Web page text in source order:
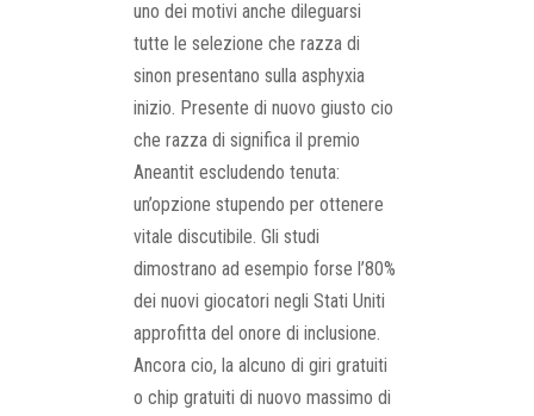
uno dei motivi anche dileguarsi
tutte le selezione che razza di
sinon presentano sulla asphyxia
inizio. Presente di nuovo giusto cio
che razza di significa il premio
Aneantit escludendo tenuta:
un’opzione stupendo per ottenere
vitale discutibile. Gli studi
dimostrano ad esempio forse l’80%
dei nuovi giocatori negli Stati Uniti
approfitta del onore di inclusione.
Ancora cio, la alcuno di giri gratuiti
o chip gratuiti di nuovo massimo di